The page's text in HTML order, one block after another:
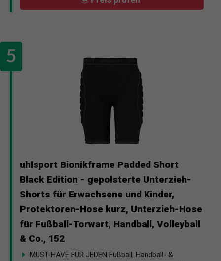
uhlsport Bionikframe Padded Short
Black Edition - gepolsterte Unterzieh-
Shorts für Erwachsene und Kinder,
Protektoren-Hose kurz, Unterzieh-Hose
für Fußball-Torwart, Handball, Volleyball
& Co., 152
MUST-HAVE FÜR JEDEN Fußball, Handball- &